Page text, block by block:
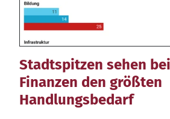
Stadtspitzen sehen
Finanzen den größten
Handlungsbedarf